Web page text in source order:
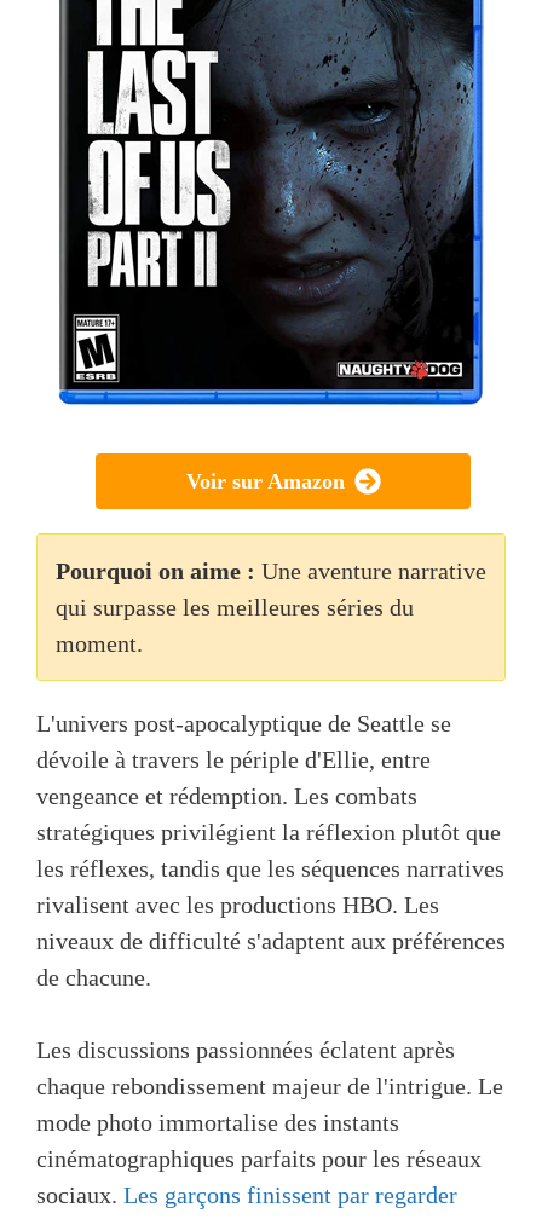
Voir sur Amazon
Pourquoi on aime : Une aventure narrative
qui surpasse les meilleures séries du
moment.
L'univers post-apocalyptique de Seattle se
dévoile à travers le périple d'Ellie, entre
vengeance et rédemption. Les combats
stratégiques privilégient la réflexion plutôt que
les réflexes, tandis que les séquences narratives
rivalisent avec les productions HBO. Les
niveaux de difficulté s'adaptent aux préférences
de chacune.
Les discussions passionnées éclatent après
chaque rebondissement majeur de l'intrigue. Le
mode photo immortalise des instants
cinématographiques parfaits pour les réseaux
sociaux. Les garçons finissent par regarder